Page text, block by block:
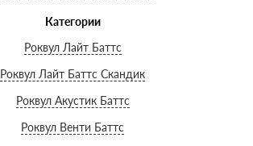
Категории
Роквул Лайт Баттс
Роквул Лайт Баттс Скандик
Роквул Акустик Баттс
Роквул Венти Баттс